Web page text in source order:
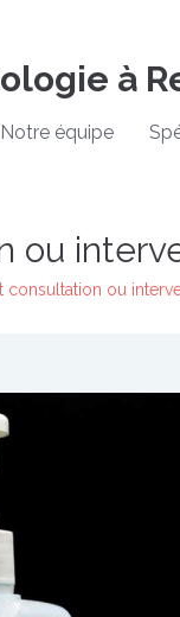
à
Notre équipe
ou
consultation ou